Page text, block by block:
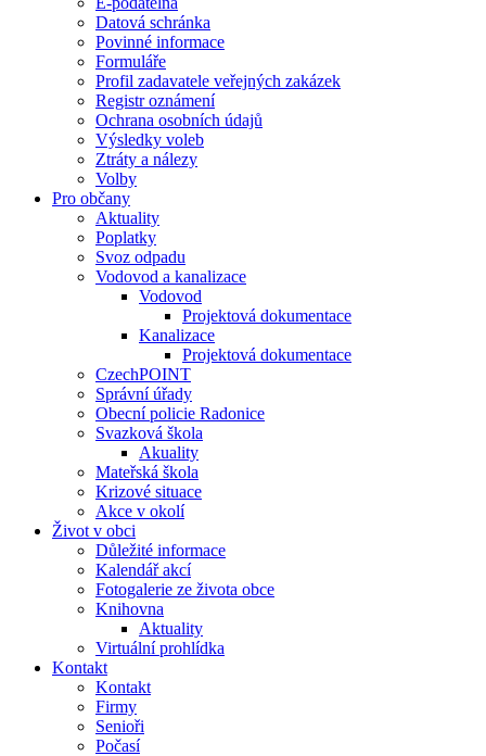
Datová schránka
Povinné informace
Formuláře
Profil zadavatele veřejných zakázek
Registr oznámení
Ochrana osobních údajů
Výsledky voleb
Ztráty a nálezy
Volby
Pro občany
Aktuality
Poplatky
Svoz odpadu
Vodovod a kanalizace
Vodovod
Projektová dokumentace
Kanalizace
Projektová dokumentace
CzechPOINT
Správní úřady
Obecní policie Radonice
Svazková škola
Akuality
Mateřská škola
Krizové situace
Akce v okolí
Život v obci
Důležité informace
Kalendář akcí
Fotogalerie ze života obce
Knihovna
Aktuality
Virtuální prohlídka
Kontakt
Kontakt
Firmy
Senioři
Počasí